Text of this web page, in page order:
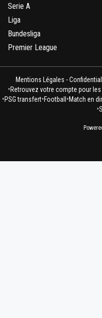
Serie A
Liga
Bundesliga
Premier League
Mentions Légales -
•Retrouvez votre compte pour
•PSG transfert•Football •Match en
•